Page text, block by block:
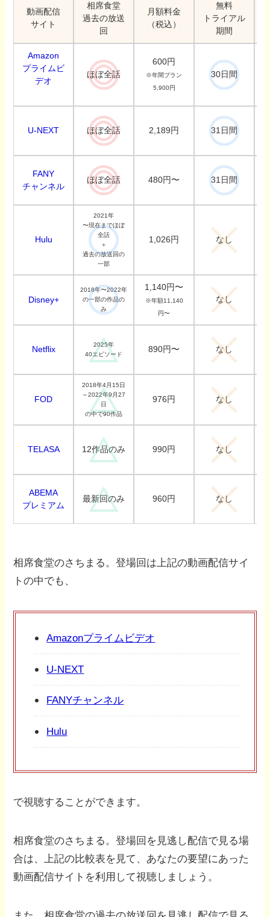
動画配信
サイト
相席食堂
過去の放送
回
月額料金
（税込）
無料
トライアル
期間
Amazon
プライムビ
デオ
ほぼ全話
600円
※年間プラン
5,900円
30日間
U-NEXT ほぼ全話 2,189円 31日間
FANY
チャンネル
ほぼ全話 480円〜 31日間
Hulu
2021年
〜現在までほぼ
全話
＋
過去の放送回の
一部
1,026円 なし
Disney+
2018年〜2022年
の一部の作品の
み
1,140円〜
※年額11,140
円〜
なし
Netflix
2025年
40エピソード
890円〜 なし
FOD
2018年4月15日
～2022年9月27
日
の中で90作品
976円 なし
TELASA 12作品のみ 990円 なし
ABEMA
プレミアム
最新回のみ 960円 なし
相席食堂のさちまる。登場回は上記の動画配信サイ
トの中でも、
Amazonプライムビデオ
U-NEXT
FANYチャンネル
Hulu
で視聴することができます。
相席食堂のさちまる。登場回を見逃し配信で見る場
合は、上記の比較表を見て、あなたの要望にあった
動画配信サイトを利用して視聴しましょう。